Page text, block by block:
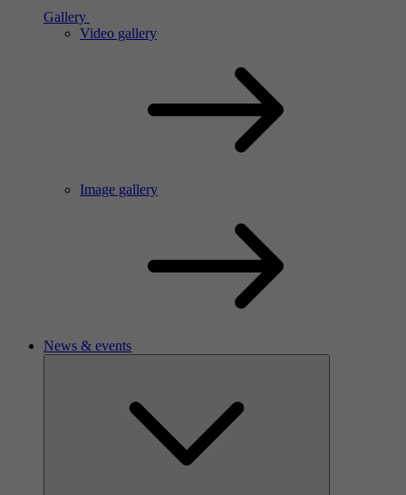
Gallery
Video gallery
Image gallery
News & events